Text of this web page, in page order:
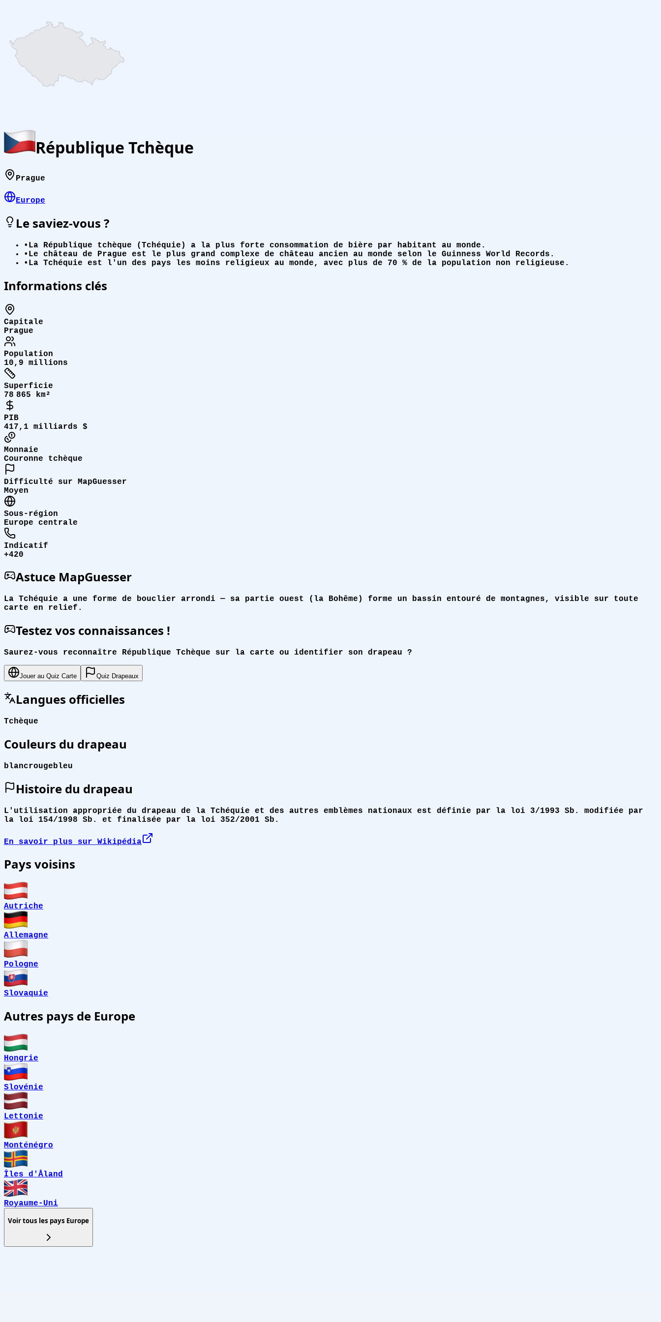
République Tchèque
Prague
Europe
Le saviez-vous ?
• La République tchèque (Tchéquie) a la plus forte consommation de bière par habitant au monde.
• Le château de Prague est le plus grand complexe de château ancien au monde selon le Guinness World Records.
• La Tchéquie est l'un des pays les moins religieux au monde, avec plus de 70 % de la population non religieuse.
Informations clés
Capitale
Prague
Population
10,9 millions
Superficie
78 865 km²
PIB
417,1 milliards $
Monnaie
Couronne tchèque
Difficulté sur MapGuesser
Moyen
Sous-région
Europe centrale
Indicatif
+420
Astuce MapGuesser
La Tchéquie a une forme de bouclier arrondi — sa partie ouest (la Bohême) forme un bassin entouré de montagnes, visible sur toute
carte en relief.
Testez vos connaissances !
Saurez-vous reconnaître République Tchèque sur la carte ou identifier son drapeau ?
Jouer au Quiz Carte Quiz Drapeaux
Langues officielles
Tchèque
Couleurs du drapeau
blancrougebleu
Histoire du drapeau
L'utilisation appropriée du drapeau de la Tchéquie et des autres emblèmes nationaux est définie par la loi 3/1993 Sb. modifiée par
la loi 154/1998 Sb. et finalisée par la loi 352/2001 Sb.
En savoir plus sur Wikipédia
Pays voisins
Autriche
Allemagne
Pologne
Slovaquie
Autres pays de Europe
Hongrie
Slovénie
Lettonie
Monténégro
Îles d'Åland
Royaume-Uni
Voir tous les pays Europe